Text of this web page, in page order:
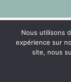
Nous utilisons
expérience sur
site, nous